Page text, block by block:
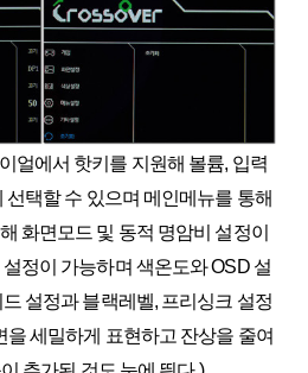
얼에서 핫키를 지원해 볼륨, 입력
선택할 수 있으며 메인메뉴를 통해
화면모드 및 동적 명암비 설정이
정이 가능하며 색온도와 OSD 설
설정과 블랙레벨, 프리싱크 설정
을 세밀하게 표현하고 잔상을 줄여